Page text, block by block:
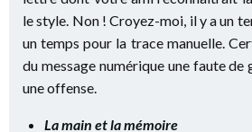
le style. Non ! Croyez-moi, il y a un
un temps pour la trace manuelle.
du message numérique une faute
une offense.
La main et la mémoire